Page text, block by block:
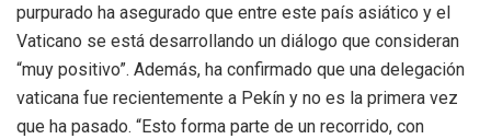
purpurado ha asegurado que entre este país asiático y el
Vaticano se está desarrollando un diálogo que consideran
“muy positivo”. Además, ha confirmado que una delegación
vaticana fue recientemente a Pekín y no es la primera vez
que ha pasado. “Esto forma parte de un recorrido, con